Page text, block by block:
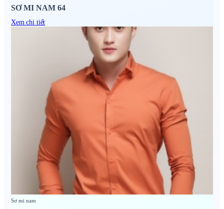
SƠ MI NAM 64
Xem chi tiết
Sơ mi nam